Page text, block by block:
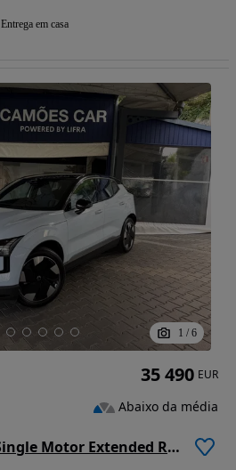
Entrega em casa
1 / 6
Volvo EX30 69 kWh Single Motor Extended Range Plus
35 490 EUR
Abaixo da média